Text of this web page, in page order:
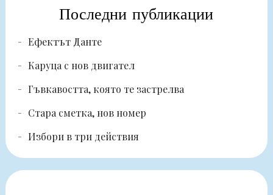
Последни публикации
Ефектът Данте
Каруца с нов двигател
Гъвкавостта, която те застрелва
Стара сметка, нов номер
Избори в три действия